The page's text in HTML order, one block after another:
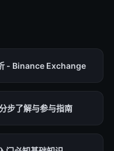
- Binance Exchange
步了解与参与指南